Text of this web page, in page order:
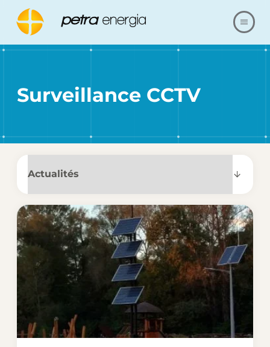
MAGASIN
DEMANDEZ UN DEVIS
Surveillance CCTV